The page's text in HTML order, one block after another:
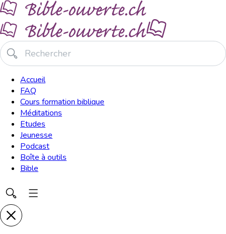
Accueil
FAQ
Cours formation biblique
Méditations
Etudes
Jeunesse
Podcast
Boîte à outils
Bible